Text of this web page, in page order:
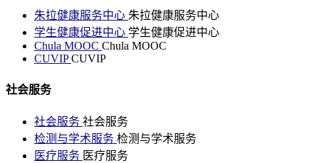
朱拉健康服务中心 朱拉健康服务中心
学生健康促进中心 学生健康促进中心
Chula MOOC Chula MOOC
CUVIPCUVIP
社会服务
社会服务 社会服务
检测与学术服务 检测与学术服务
医疗服务 医疗服务